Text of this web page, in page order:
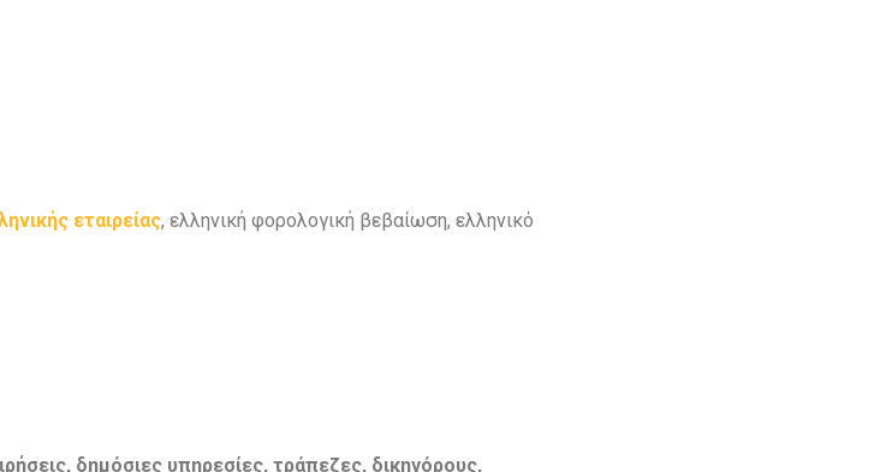
εταιρείας, ελληνική φορολογική βεβαίωση, ελληνικό
δημόσιες υπηρεσίες, τράπεζες, δικηγόρους,